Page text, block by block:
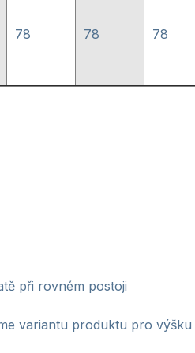
78 78 78
při rovném postoji
variantu produktu pro výšku